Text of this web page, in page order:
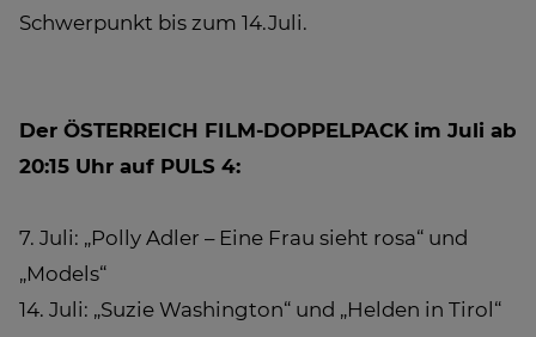
Schwerpunkt bis zum 14.Juli.
Der ÖSTERREICH FILM-DOPPELPACK im Juli ab
20:15 Uhr auf PULS 4:
7. Juli: „Polly Adler – Eine Frau sieht rosa“ und
„Models“
14. Juli: „Suzie Washington“ und „Helden in Tirol“